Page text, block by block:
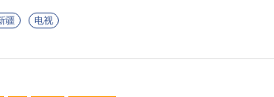
疆 电视